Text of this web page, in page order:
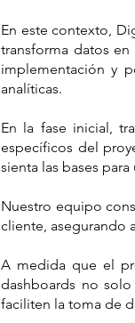
En este contexto,
transforma datos
implementación y
analíticas.
En la fase inicial,
específicos del
sienta las bases
Nuestro equipo
cliente, asegurando
A medida que el
dashboards no
faciliten la toma de